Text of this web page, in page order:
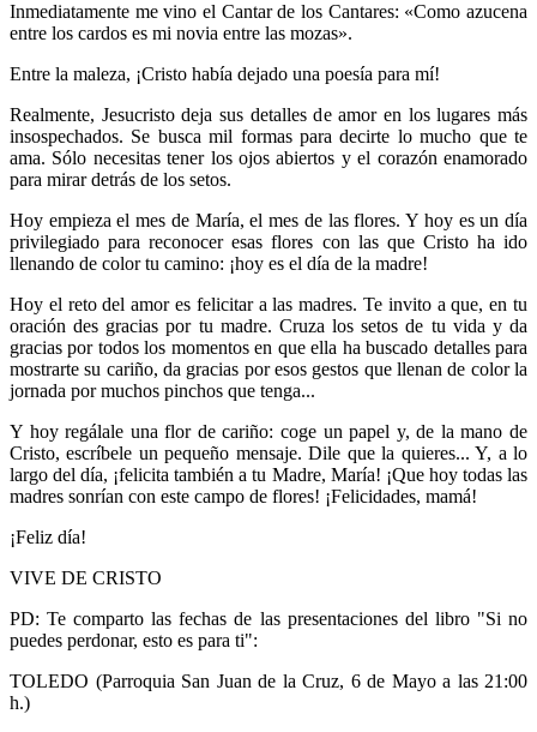
Inmediatamente me vino el Cantar de los Cantares: «Como azucena
entre los cardos es mi novia entre las mozas».
Entre la maleza, ¡Cristo había dejado una poesía para mí!
Realmente, Jesucristo deja sus detalles de amor en los lugares más
insospechados. Se busca mil formas para decirte lo mucho que te
ama. Sólo necesitas tener los ojos abiertos y el corazón enamorado
para mirar detrás de los setos.
Hoy empieza el mes de María, el mes de las flores. Y hoy es un día
privilegiado para reconocer esas flores con las que Cristo ha ido
llenando de color tu camino: ¡hoy es el día de la madre!
Hoy el reto del amor es felicitar a las madres. Te invito a que, en tu
oración des gracias por tu madre. Cruza los setos de tu vida y da
gracias por todos los momentos en que ella ha buscado detalles para
mostrarte su cariño, da gracias por esos gestos que llenan de color la
jornada por muchos pinchos que tenga...
Y hoy regálale una flor de cariño: coge un papel y, de la mano de
Cristo, escríbele un pequeño mensaje. Dile que la quieres... Y, a lo
largo del día, ¡felicita también a tu Madre, María! ¡Que hoy todas las
madres sonrían con este campo de flores! ¡Felicidades, mamá!
¡Feliz día!
VIVE DE CRISTO
PD: Te comparto las fechas de las presentaciones del libro "Si no
puedes perdonar, esto es para ti":
TOLEDO (Parroquia San Juan de la Cruz, 6 de Mayo a las 21:00
h.)